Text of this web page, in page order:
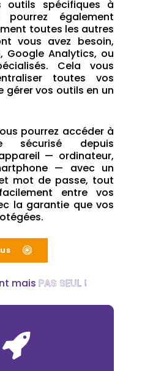
outils spécifiques à
pourrez également
toutes les autres
vous avez besoin,
Google Analytics, ou
Cela vous
toutes vos
gérer vos outils en un
pourrez accéder à
sécurisé depuis
— ordinateur,
— avec un
mot de passe, tout
entre vos
la garantie que vos
mais PAS SEUL !